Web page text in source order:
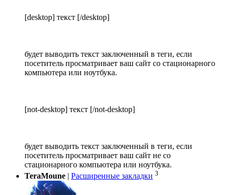
[desktop] текст [/desktop]
будет выводить текст заключенный в теги, если
посетитель просматривает ваш сайт со стационарного
компьютера или ноутбука.
[not-desktop] текст [/not-desktop]
будет выводить текст заключенный в теги, если
посетитель просматривает ваш сайт не со
стационарного компьютера или ноутбука.
TeraMoune | Расширенные закладки 3